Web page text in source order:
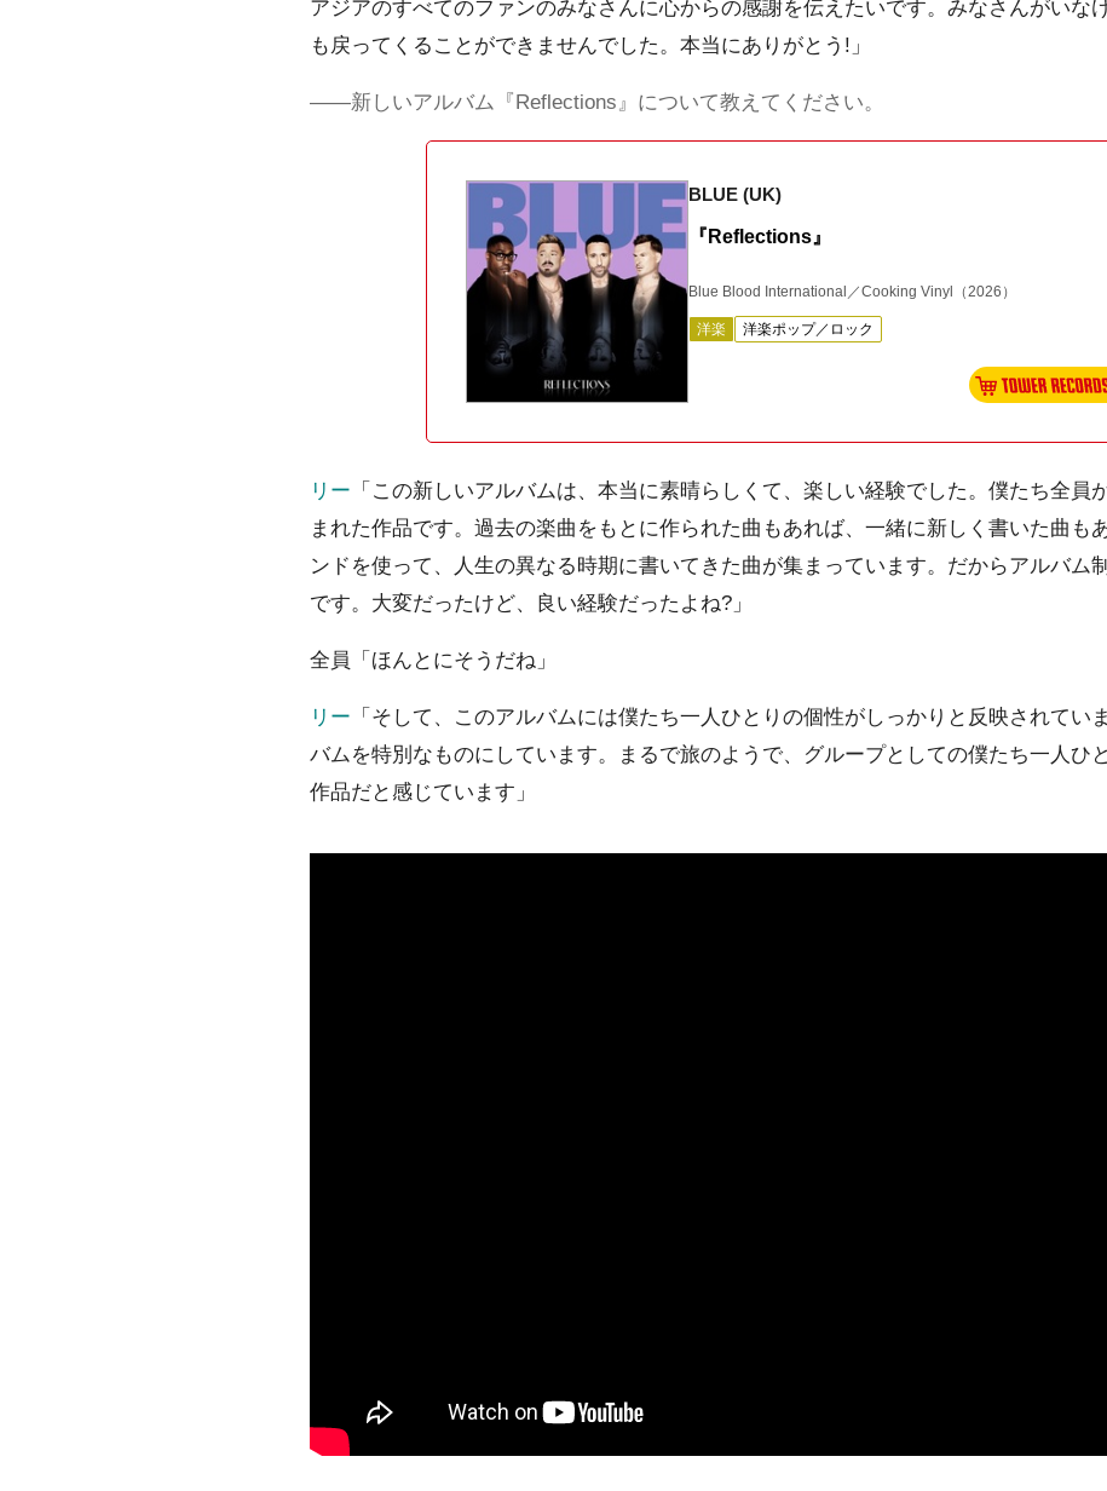
アジアのすべてのファンのみなさんに心からの感謝を伝えたいです。みなさんがいな
も戻ってくることができませんでした。本当にありがとう!」
――新しいアルバム『Reflections』について教えてください。
BLUE (UK)
『Reflections』
Blue Blood International／Cooking Vinyl （2026）
洋楽 洋楽ポップ／ロック
リー 「この新しいアルバムは、本当に素晴らしくて、楽しい経験でした。僕たち全員
まれた作品です。過去の楽曲をもとに作られた曲もあれば、一緒に新しく書いた曲も
ンドを使って、人生の異なる時期に書いてきた曲が集まっています。だからアルバム
です。大変だったけど、良い経験だったよね?」
全員「ほんとにそうだね」
リー 「そして、このアルバムには僕たち一人ひとりの個性がしっかりと反映されてい
バムを特別なものにしています。まるで旅のようで、グループとしての僕たち一人ひ
作品だと感じています」